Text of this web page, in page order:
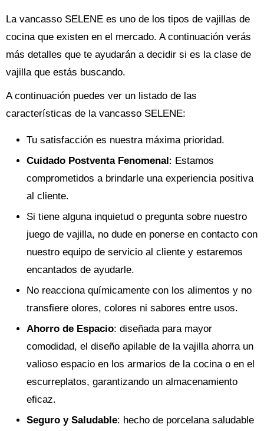
La vancasso SELENE es uno de los tipos de vajillas de
cocina que existen en el mercado. A continuación verás
más detalles que te ayudarán a decidir si es la clase de
vajilla que estás buscando.
A continuación puedes ver un listado de las
características de la vancasso SELENE:
Tu satisfacción es nuestra máxima prioridad.
Cuidado Postventa Fenomenal: Estamos
comprometidos a brindarle una experiencia positiva
al cliente.
Si tiene alguna inquietud o pregunta sobre nuestro
juego de vajilla, no dude en ponerse en contacto con
nuestro equipo de servicio al cliente y estaremos
encantados de ayudarle.
No reacciona químicamente con los alimentos y no
transfiere olores, colores ni sabores entre usos.
Ahorro de Espacio: diseñada para mayor
comodidad, el diseño apilable de la vajilla ahorra un
valioso espacio en los armarios de la cocina o en el
escurreplatos, garantizando un almacenamiento
eficaz.
Seguro y Saludable: hecho de porcelana saludable